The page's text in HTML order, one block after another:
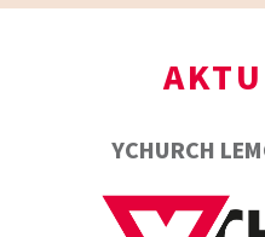
YCHURCH